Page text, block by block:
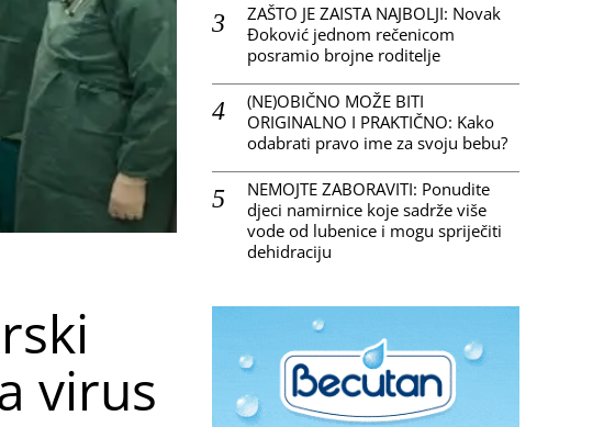
virus
ZAŠTO JE ZAISTA NAJBOLJI: Novak
Đoković jednom rečenicom
posramio brojne roditelje
(NE)OBIČNO MOŽE BITI
ORIGINALNO I PRAKTIČNO: Kako
odabrati pravo ime za svoju bebu?
NEMOJTE ZABORAVITI: Ponudite
djeci namirnice koje sadrže više
vode od lubenice i mogu spriječiti
dehidraciju